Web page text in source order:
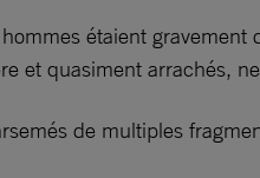
étaient
et quasiment arrachés,
de multiples